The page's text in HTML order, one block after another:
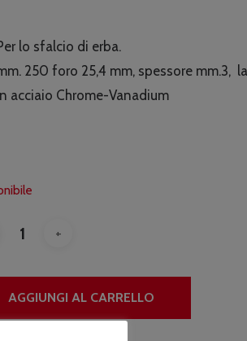
originale
era:
€13.00.
è:
€10.90.
lo sfalcio di erba.
250 foro 25,4 mm, spessore mm.3,
acciaio Chrome-Vanadium
AGGIUNGI AL CARRELLO